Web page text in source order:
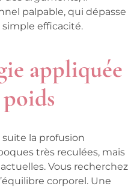
palpable, qui dépasse
simple efficacité.
appliquée
la profusion
très reculées, mais
Vous recherchez
corporel. Une